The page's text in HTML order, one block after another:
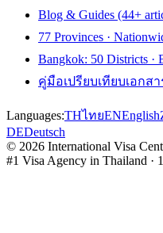
Blog & Guides (44+
77 Provinces ·
Bangkok: 50 Districts ·
คู่มือเปรียบเทียบเอกส
Languages:THไทยENEnglish
DEDeutsch
© 2026 International Visa
#1 Visa Agency in Thailand ·